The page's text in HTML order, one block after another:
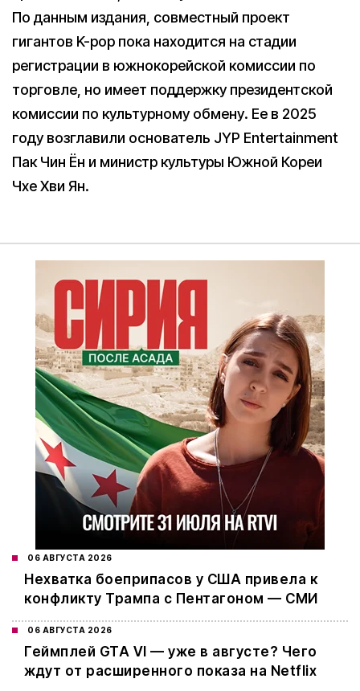
По данным издания, совместный проект
гигантов K-pop пока находится на стадии
регистрации в южнокорейской комиссии по
торговле, но имеет поддержку президентской
комиссии по культурному обмену. Ее в 2025
году возглавили основатель JYP Entertainment
Пак Чин Ён и министр культуры Южной Кореи
Чхе Хви Ян.
06 АВГУСТА 2026
Нехватка боеприпасов у США привела к
конфликту Трампа с Пентагоном — СМИ
06 АВГУСТА 2026
Геймплей GTA VI — уже в августе? Чего
ждут от расширенного показа на Netflix